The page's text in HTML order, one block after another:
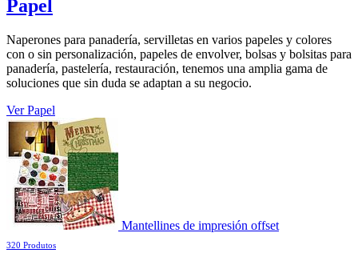
Papel
Naperones para panadería, servilletas en varios papeles y colores
con o sin personalización, papeles de envolver, bolsas y bolsitas para
panadería, pastelería, restauración, tenemos una amplia gama de
soluciones que sin duda se adaptan a su negocio.
Ver Papel
Mantellines de impresión offset
320 Produtos